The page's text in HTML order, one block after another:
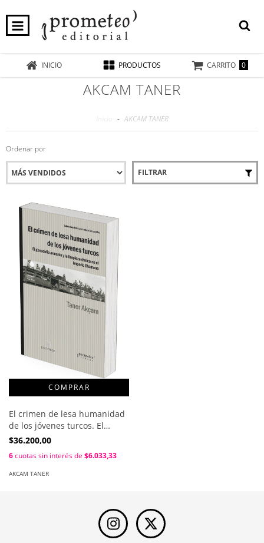
INICIO PRODUCTOS CARRITO 0
AKCAM TANER
- AKCAM TANER
Ordenar por
FILTRAR
El crimen de lesa humanidad
de los jóvenes turcos. El
genocidio armenio y la
Otomano / Taner Akcam
$36.200,00
6cuotas sin interés de $6.033,33
AKCAM TANER